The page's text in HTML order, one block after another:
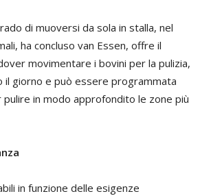
di muoversi da sola in stalla, nel
ha concluso van Essen, offre il
movimentare i bovini per la pulizia,
il giorno e può essere programmata
pulire in modo approfondito le zone più
in funzione delle esigenze